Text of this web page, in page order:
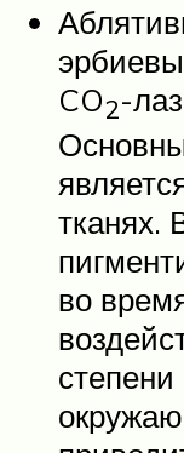
CO2-
тканях.
во